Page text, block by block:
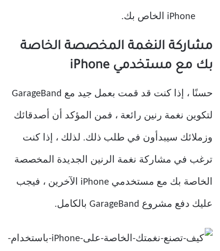
iPhone الخاص بك.
مشاركة النغمة المخصصة الخاصة
بك مع مستخدمي iPhone
حسنًا ، إذا كنت قد قمت بعمل جيد مع GarageBand
لتكوين نغمة رنين رائعة ، فمن المؤكد أن أصدقائك
وزملائك سيبدأون في طلب ذلك. لذلك ، إذا كنت
ترغب في مشاركة نغمة الرنين الجديدة المخصصة
الخاصة بك مع مستخدمي iPhone الآخرين ، فيجب
عليك دفع مشروع GarageBand بالكامل.